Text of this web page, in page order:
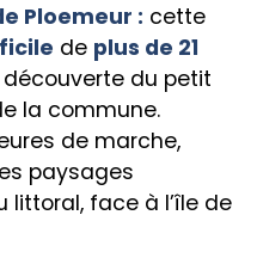
Ploemeur : cette
de plus de 21
du petit
la commune.
de marche,
paysages
littoral, face à l’île de